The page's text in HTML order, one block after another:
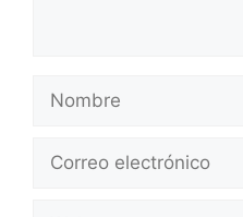
electrónico